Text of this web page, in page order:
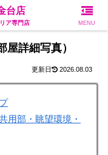
詳細写真）
2026.08.03
用部・眺望環境・
台店
ア専門店 MENU